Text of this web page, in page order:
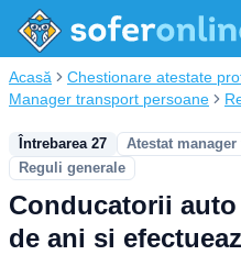
Acasă
Chestionare atestate
Manager transport persoane
Întrebarea 27
Atestat
Reguli generale
Conducatorii auto
de ani si